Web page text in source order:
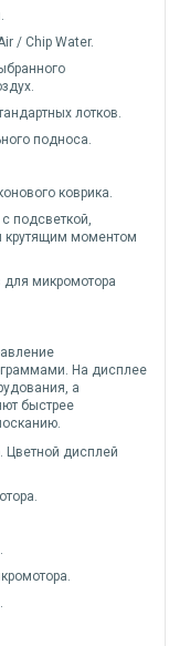
/ Chip Water.
лотков.
подноса.
коврика.
подсветкой,
крутящим моментом
для микромотора
На дисплее
а
быстрее
дисплей